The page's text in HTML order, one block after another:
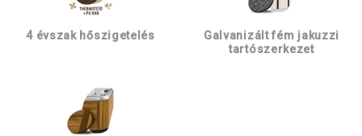
4 évszak hőszigetelés
Galvanizált fém jakuzzi
tartószerkezet